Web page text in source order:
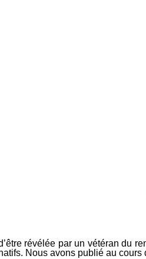
révélée par un vétéran du
Nous avons publié au